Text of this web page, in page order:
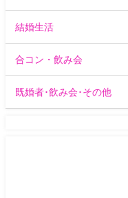
結婚生活
合コン・飲み会
既婚者･飲み会･その他